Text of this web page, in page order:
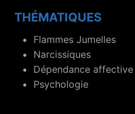
THÉMATIQUES
Flammes Jumelles
Narcissiques
Dépendance affective
Psychologie